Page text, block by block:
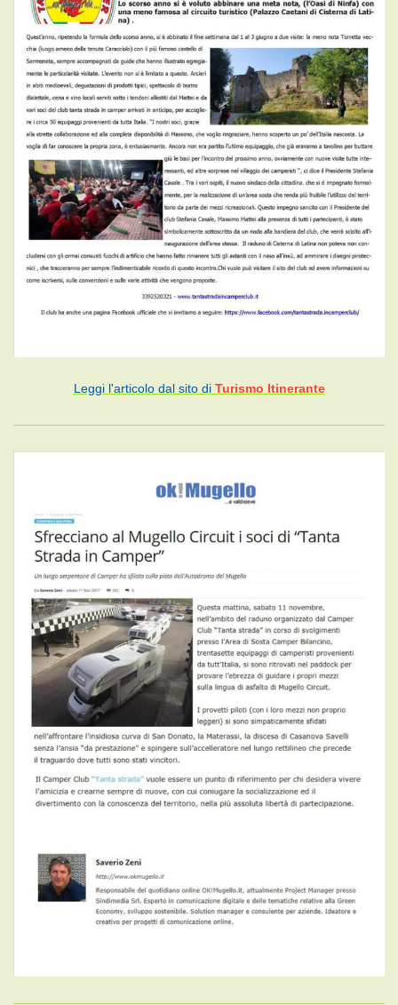
Leggi l'articolo dal sito di Turismo Itinerante